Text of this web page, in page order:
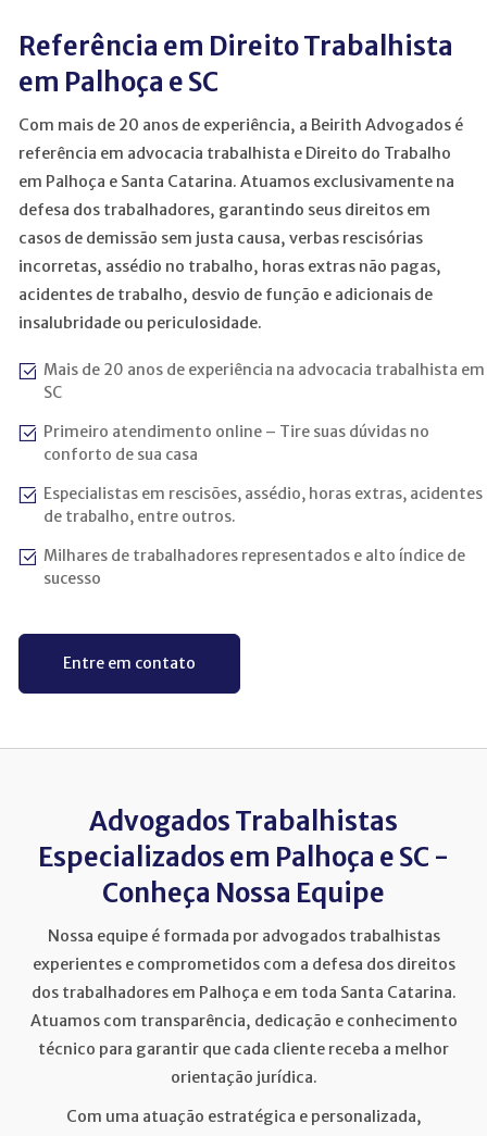
Referência em Direito Trabalhista
em Palhoça e SC
Com mais de 20 anos de experiência, a Beirith Advogados é
referência em advocacia trabalhista e Direito do Trabalho
em Palhoça e Santa Catarina. Atuamos exclusivamente na
defesa dos trabalhadores, garantindo seus direitos em
casos de demissão sem justa causa, verbas rescisórias
incorretas, assédio no trabalho, horas extras não pagas,
acidentes de trabalho, desvio de função e adicionais de
insalubridade ou periculosidade.
Mais de 20 anos de experiência na advocacia trabalhista em
SC
Primeiro atendimento online – Tire suas dúvidas no
conforto de sua casa
Especialistas em rescisões, assédio, horas extras, acidentes
de trabalho, entre outros.
Milhares de trabalhadores representados e alto índice de
sucesso
Entre em contato
Advogados Trabalhistas
Especializados em Palhoça e SC -
Conheça Nossa Equipe
Nossa equipe é formada por advogados trabalhistas
experientes e comprometidos com a defesa dos direitos
dos trabalhadores em Palhoça e em toda Santa Catarina.
Atuamos com transparência, dedicação e conhecimento
técnico para garantir que cada cliente receba a melhor
orientação jurídica.
Com uma atuação estratégica e personalizada,